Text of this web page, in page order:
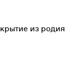
из родия